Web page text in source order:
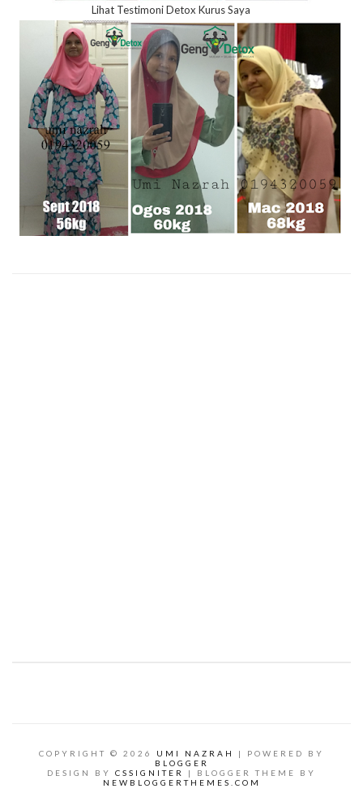
Lihat Testimoni Detox Kurus Saya
COPYRIGHT © 2026 UMI NAZRAH
| POWERED BY
BLOGGER
DESIGN BY CSSIGNITER
| BLOGGER THEME BY
NEWBLOGGERTHEMES.COM